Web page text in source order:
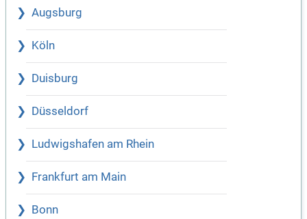
Augsburg
Köln
Duisburg
Düsseldorf
Ludwigshafen am Rhein
Frankfurt am Main
Bonn